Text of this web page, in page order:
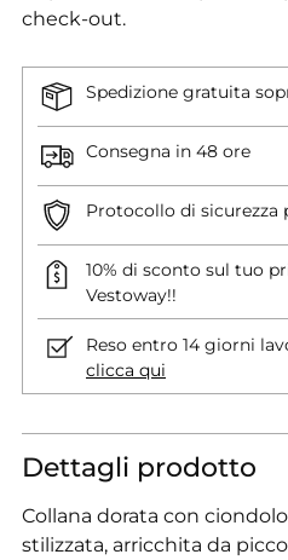
check-out.
Spedizione gratuita
Consegna in 48 ore
Protocollo di sicurezza
10% di sconto sul tuo
Vestoway!!
Reso entro 14 giorni
clicca qui
Dettagli prodotto
Collana dorata con
stilizzata, arricchita da